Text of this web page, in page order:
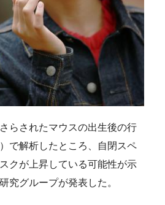
らされたマウスの出生後の行
で解析したところ、自閉スペ
クが上昇している可能性が示
究グループが発表した。